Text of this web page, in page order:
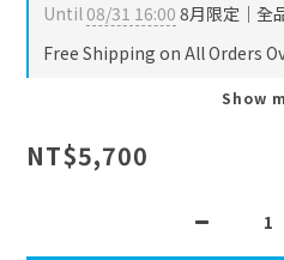
Until08/31 16:00 8月限定｜全
Free Shipping on All Orders
Show
NT$5,700